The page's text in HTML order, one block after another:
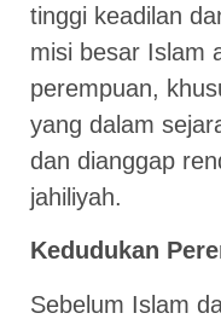
tinggi keadilan
misi besar Islam
perempuan,
yang dalam
dan dianggap
jahiliyah.
Kedudukan
Sebelum Islam